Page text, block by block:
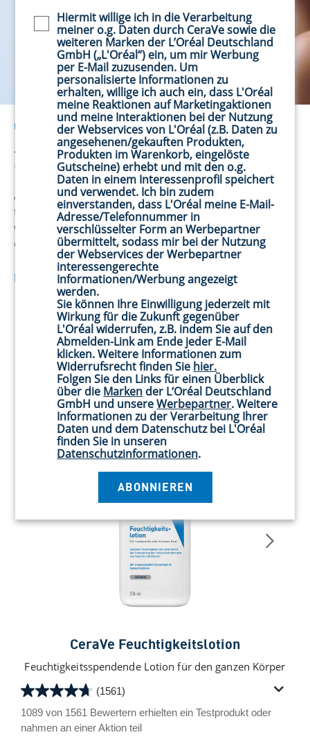
ÜBER CERAMIDE
Jedes Hautpflegeprodukt von CeraVe
enthält drei essenzielle Ceramide
Alle CeraVe-Produkte sind mit drei essenziellen Ceramiden
formuliert, die helfen, die natürliche Hautschutzbarriere
wiederherzustellen, sodass die Haut Feuchtigkeit
einschließen und Schadstoffe abwehren kann.
Erfahre mehr über Ceramide
Kundenlieblinge
CeraVe Feuchtigkeitslotion
Feuchtigkeitsspendende Lotion für den ganzen Körper
(1561)
4.7
von
5
1089 von 1561 Bewertern erhielten ein Testprodukt oder
nahmen an einer Aktion teil
Newsletter policy
Hiermit willige ich in die Verarbeitung
meiner o.g. Daten durch CeraVe sowie die
weiteren Marken der L’Oréal Deutschland
GmbH („L'Oréal“) ein, um mir Werbung
per E-Mail zuzusenden. Um
personalisierte Informationen zu
erhalten, willige ich auch ein, dass L'Oréal
meine Reaktionen auf Marketingaktionen
und meine Interaktionen bei der Nutzung
der Webservices von L'Oréal (z.B. Daten zu
angesehenen/gekauften Produkten,
Produkten im Warenkorb, eingelöste
Gutscheine) erhebt und mit den o.g.
Daten in einem Interessenprofil speichert
und verwendet. Ich bin zudem
einverstanden, dass L'Oréal meine E-Mail-
Adresse/Telefonnummer in
verschlüsselter Form an Werbepartner
übermittelt, sodass mir bei der Nutzung
der Webservices der Werbepartner
interessengerechte
Informationen/Werbung angezeigt
werden.
Sie können Ihre Einwilligung jederzeit mit
Wirkung für die Zukunft gegenüber
L'Oréal widerrufen, z.B. indem Sie auf den
Abmelden-Link am Ende jeder E-Mail
klicken. Weitere Informationen zum
Widerrufsrecht finden Sie hier.
Folgen Sie den Links für einen Überblick
über die Marken der L‘Oréal Deutschland
GmbH und unsereWerbepartner. Weitere
Informationen zu der Verarbeitung Ihrer
Daten und dem Datenschutz bei L'Oréal
finden Sie in unseren
Datenschutzinformationen.
ABONNIEREN